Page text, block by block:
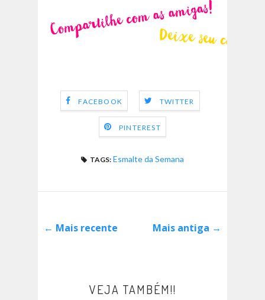
FACEBOOK TWITTER
PINTEREST
TAGS: Esmalte da Semana
← Mais recente Mais antiga →
VEJA TAMBÉM!!